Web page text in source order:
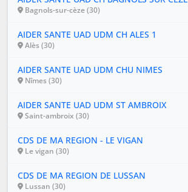
Bagnols-sur-cèze (30)
AIDER SANTE UAD UDM CH ALES 1
Alès (30)
AIDER SANTE UAD UDM CHU NIMES
Nîmes (30)
AIDER SANTE UAD UDM ST AMBROIX
Saint-ambroix (30)
CDS DE MA REGION - LE VIGAN
Le vigan (30)
CDS DE MA REGION DE LUSSAN
Lussan (30)